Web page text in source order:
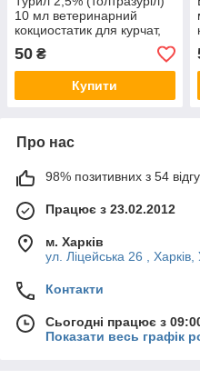
10 мл ветеринарний
кокциостатик для курчат,
бройлерів та індички
50 ₴
Купити
Про нас
98% позитивних з 54
Працює з 23.02.2012
м. Харків
ул. Ліцейська 26 , Харків,
Контакти
Сьогодні працює з
Показати весь графік